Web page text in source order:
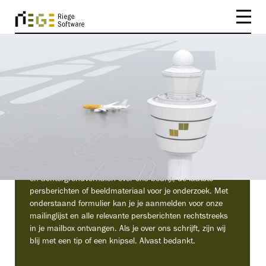
PERS
en achtergrondverhalen over ons bedrijf, de laatste
persberichten of beeldmateriaal voor je onderzoek. Met
onderstaand formulier kan je je aanmelden voor onze
mailinglijst en alle relevante persberichten rechtstreeks
in je mailbox ontvangen. Als je over ons schrijft, zijn wij
blij met een tip of een knipsel. Alvast bedankt.